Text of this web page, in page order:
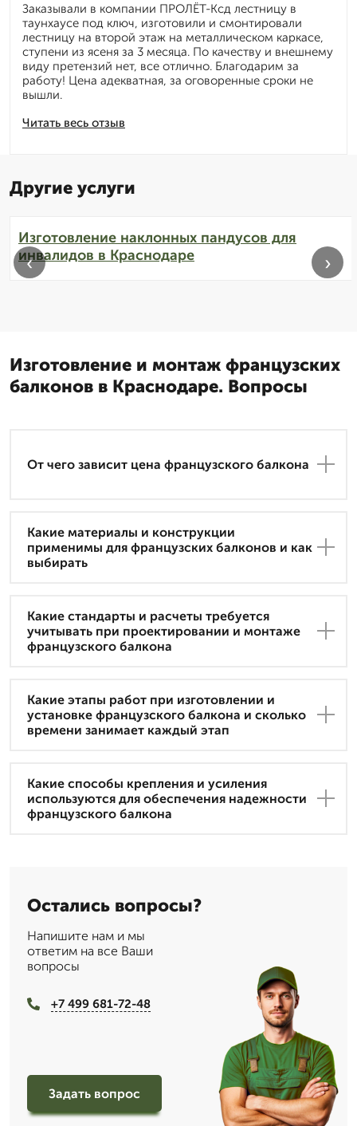
Читать весь отзыв
Заказывали в компании ПРОЛЁТ-Ксд лестницу в
таунхаусе под ключ, изготовили и смонтировали
лестницу на второй этаж на металлическом каркасе,
ступени из ясеня за 3 месяца. По качеству и внешнему
виду претензий нет, все отлично. Благодарим за
работу! Цена адекватная, за оговоренные сроки не
вышли.
Другие услуги
Изготовление наклонных пандусов для
инвалидов в Краснодаре
‹ ›
Изготовление и монтаж французских
балконов в Краснодаре. Вопросы
От чего зависит цена французского балкона
Какие материалы и конструкции
применимы для французских балконов и как
выбирать
Какие стандарты и расчеты требуется
учитывать при проектировании и монтаже
французского балкона
Какие этапы работ при изготовлении и
установке французского балкона и сколько
времени занимает каждый этап
Какие способы крепления и усиления
используются для обеспечения надежности
французского балкона
Остались вопросы?
Напишите нам и мы
ответим на все Ваши
вопросы
+7 499 681-72-48
Задать вопрос